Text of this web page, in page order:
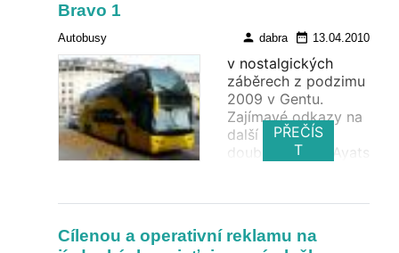
Bravo 1
Autobusy person dabra date_range 13.04.2010
v nostalgických
záběrech z podzimu
2009 v Gentu.
Zajímavé odkazy na
další speciály. 2
doubledeckery Ayats
PŘEČÍS
T
Cílenou a operativní reklamu na